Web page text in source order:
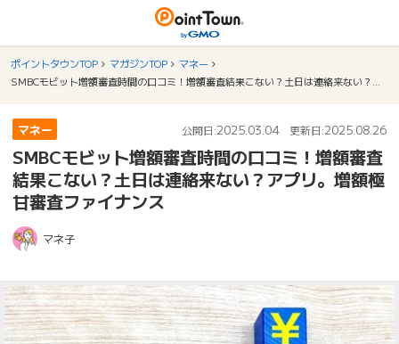
ポイントタウンTOP マガジンTOP
マネー
マネー 公開日:2025.03.04 更新日:2025.08.26
SMBCモビット増額審査時間の口コミ！増額審査
結果こない？土日は連絡来ない？アプリ。増額極
甘審査ファイナンス
マネ子